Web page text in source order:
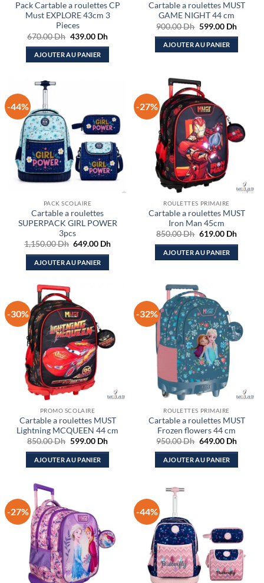
Pack Cartable a roulettes CP
Must EXPLORE 43cm 3
Pieces
670.00Dh Le
initial
était :
439.00 DhLe
actuel
AJOUTER AU PANIER
Cartable a roulettes MUST
GAME NIGHT 44 cm
900.00Dh Le
initial
était :
599.00 DhLe
actuel
AJOUTER AU PANIER
-44%
PACK SCOLAIRE
Cartable a roulettes
SUPERPACK GIRL POWER
3pcs
1,150.00Dh Le
initial
était :
649.00 DhLe
AJOUTER AU PANIER
-27%
ROULETTES PRIMAIRE
Cartable a roulettes MUST
Iron Man 45cm
850.00Dh Le
initial
était :
619.00 DhLe
actuel
AJOUTER AU PANIER
-30%
PROMO SCOLAIRE
Cartable a roulettes MUST
Lightning MCQUEEN 44 cm
850.00Dh Le
initial
était :
599.00 DhLe
actuel
AJOUTER AU PANIER
-32%
ROULETTES PRIMAIRE
Cartable a roulettes MUST
Frozen flowers 44 cm
950.00Dh Le
initial
était :
649.00 DhLe
actuel
AJOUTER AU PANIER
-27% -44%